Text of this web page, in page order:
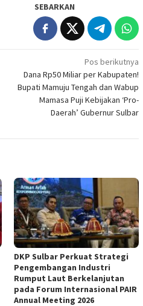
SEBARKAN
Pos berikutnya
Dana Rp50 Miliar per Kabupaten!
Bupati Mamuju Tengah dan Wabup
Mamasa Puji Kebijakan ‘Pro-
Daerah’ Gubernur Sulbar
DKP Sulbar Perkuat Strategi
Pengembangan Industri
Rumput Laut Berkelanjutan
pada Forum Internasional PAIR
Annual Meeting 2026